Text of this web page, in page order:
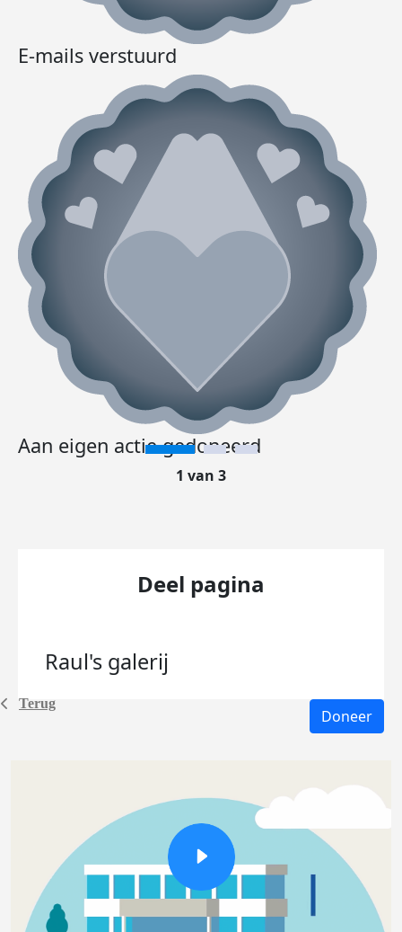
Terug
E-mails verstuurd
Aan eigen actie gedoneerd
1 van 3
Deel pagina
Raul's galerij
Doneer